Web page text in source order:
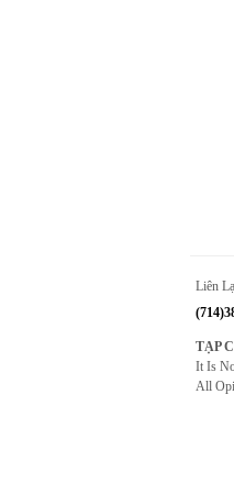
Liên
TẠP
It Is
All